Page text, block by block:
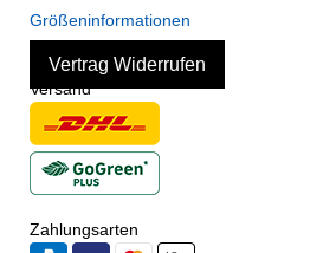
Größeninformationen
Vertrag Widerrufen
Versand
Zahlungsarten